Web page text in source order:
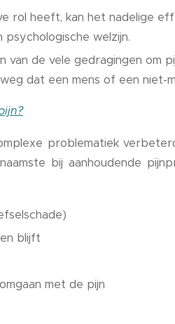
rol heeft, kan het nadelige
welzijn.
van de vele gedragingen om
dat een mens of een niet-
problematiek
bij aanhoudende
blijft
met de pijn